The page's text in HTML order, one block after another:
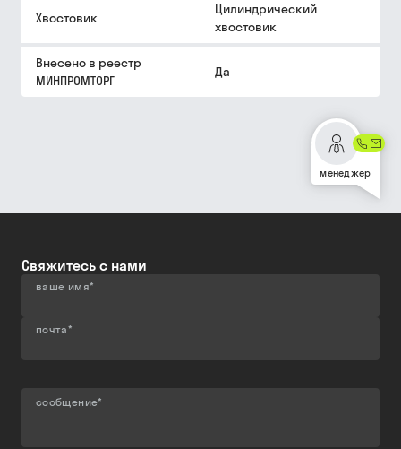
Хвостовик
Цилиндрический
хвостовик
Внесено в реестр
МИНПРОМТОРГ
Да
менеджер
Свяжитесь с нами
ваше имя*
почта*
сообщение*